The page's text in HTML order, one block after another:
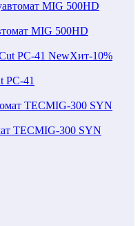
MIG 500HD
NewХит-10%
PC-41
TECMIG-300 SYN